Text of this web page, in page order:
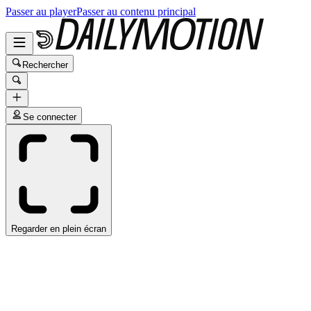
Passer au playerPasser au contenu principal
Rechercher
Se connecter
Regarder en plein écran